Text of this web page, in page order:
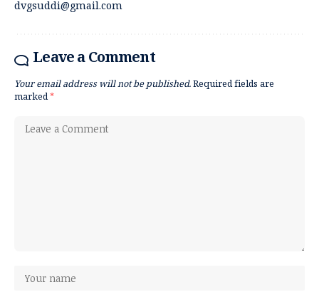
dvgsuddi@gmail.com
Leave a Comment
Your email address will not be published.Required fields are
marked*